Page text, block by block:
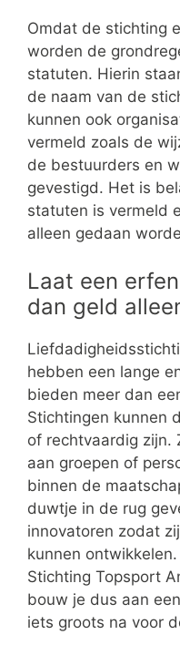
Omdat de stichting
worden de
statuten. Hierin
de naam van de
kunnen ook
vermeld zoals de
de bestuurders en
gevestigd. Het is
statuten is vermeld
alleen gedaan
Laat een
dan geld
hebben een lange
bieden meer dan
Stichtingen kunnen
of rechtvaardig zijn.
aan groepen of
binnen de
duwtje in de rug
innovatoren zodat
kunnen
Stichting Topsport
bouw je dus aan
iets groots na voor